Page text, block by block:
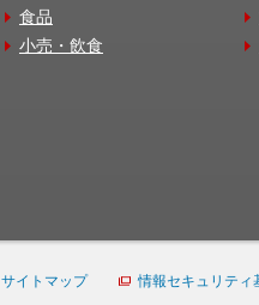
食品
小売・飲食
サイトマップ 情報セキュリティ